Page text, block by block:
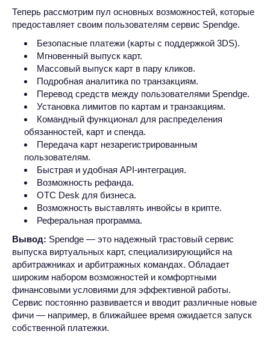
Теперь рассмотрим пул основных возможностей, которые
предоставляет своим пользователям сервис Spendge.
Безопасные платежи (карты с поддержкой 3DS).
Мгновенный выпуск карт.
Массовый выпуск карт в пару кликов.
Подробная аналитика по транзакциям.
Перевод средств между пользователями Spendge.
Установка лимитов по картам и транзакциям.
Командный функционал для распределения
обязанностей, карт и спенда.
Передача карт незарегистрированным
пользователям.
Быстрая и удобная API-интеграция.
Возможность рефанда.
OTC Desk для бизнеса.
Возможность выставлять инвойсы в крипте.
Реферальная программа.
Вывод: Spendge — это надежный трастовый сервис
выпуска виртуальных карт, специализирующийся на
арбитражниках и арбитражных командах. Обладает
широким набором возможностей и комфортными
финансовыми условиями для эффективной работы.
Сервис постоянно развивается и вводит различные новые
фичи — например, в ближайшее время ожидается запуск
собственной платежки.